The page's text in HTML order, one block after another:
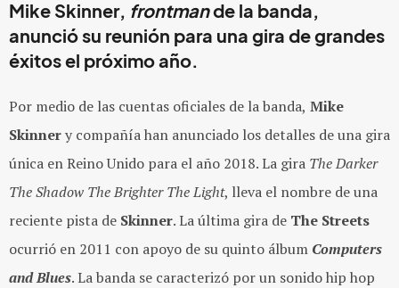
Mike Skinner, frontmande la banda,
anunció su reunión para una gira de grandes
éxitos el próximo año.
Por medio de las cuentas oficiales de la banda, Mike
Skinnery compañía han anunciado los detalles de una gira
única en Reino Unido para el año 2018. La gira The Darker
The Shadow The Brighter The Light, lleva el nombre de una
reciente pista de Skinner. La última gira de The Streets
ocurrió en 2011 con apoyo de su quinto álbum Computers
and Blues. La banda se caracterizó por un sonido hip hop